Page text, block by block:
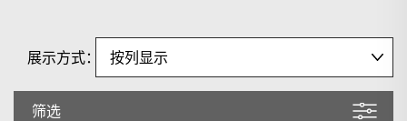
筛选
展示方式：